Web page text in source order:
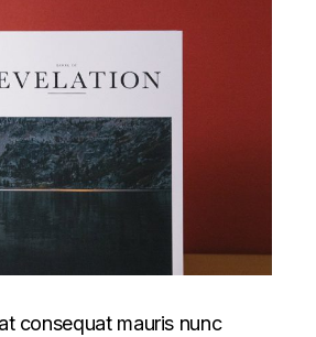
consequat mauris nunc